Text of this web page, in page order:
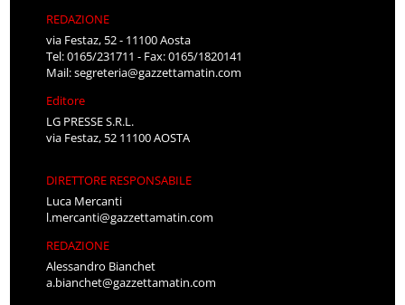
REDAZIONE
via Festaz, 52 - 11100 Aosta
Tel: 0165/231711 - Fax: 0165/1820141
Mail:segreteria@gazzettamatin.com
Editore
LG PRESSE S.R.L.
via Festaz, 52 11100 AOSTA
DIRETTORE RESPONSABILE
Luca Mercanti
l.mercanti@gazzettamatin.com
REDAZIONE
Alessandro Bianchet
a.bianchet@gazzettamatin.com